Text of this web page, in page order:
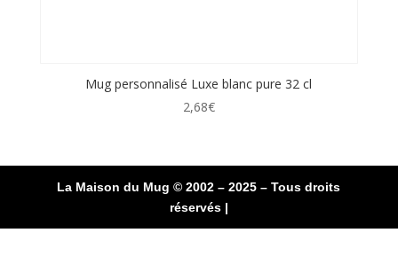
Mug personnalisé Luxe blanc pure 32 cl
2,68€
La Maison du Mug © 2002 – 2025 – Tous droits
réservés |